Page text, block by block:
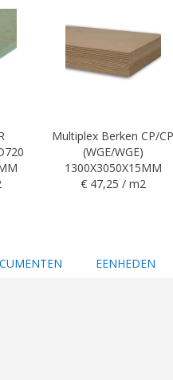
Multiplex Berken CP/CP
(WGE/WGE)
1300X3050X15MM
€ 47,25 / m2
EENHEDEN